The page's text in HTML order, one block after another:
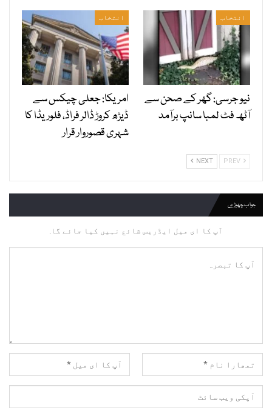
انتخاب
نیو جرسی: گھر کے صحن سے
آٹھ فٹ لمبا سانپ برآمد
انتخاب
امریکا: جعلی چیکس سے
ڈیڑھ کروڑ ڈالر فراڈ، فلوریڈا کا
شہری قصوروار قرار
NEXT
جواب چھوڑیں
آپ کا ای میل ایڈریس شائع نہیں کیا جائے گا.